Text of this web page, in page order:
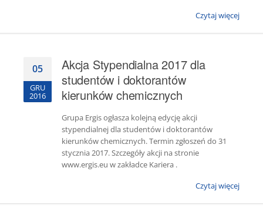
Czytaj więcej
05
GRU
2016
Akcja Stypendialna 2017 dla
studentów i doktorantów
kierunków chemicznych
Grupa Ergis ogłasza kolejną edycję akcji
stypendialnej dla studentów i doktorantów
kierunków chemicznych. Termin zgłoszeń do 31
stycznia 2017. Szczegóły akcji na stronie
www.ergis.eu w zakładce Kariera .
Czytaj więcej